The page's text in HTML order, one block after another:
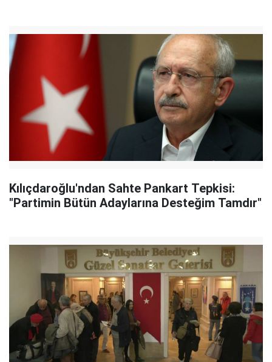
Kılıçdaroğlu'ndan Sahte Pankart Tepkisi:
"Partimin Bütün Adaylarına Desteğim Tamdır"